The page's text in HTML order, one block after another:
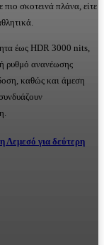
σκοτεινά πλάνα, είτε
έως HDR 3000 nits,
ρυθμό ανανέωσης
καθώς και άμεση
Λεμεσό για δεύτερη